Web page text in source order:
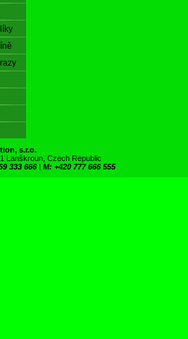
s.r.o.
Lanškroun, Czech Republic
333 666 | M: +420 777 666 555